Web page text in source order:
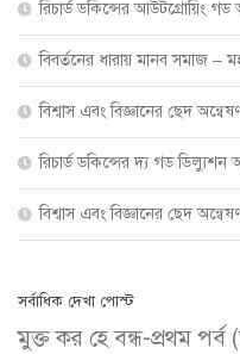
রিচার্ড ডকিন্সের আউটগ্রোয়িং গড
বিবর্তনের ধারায় মানব সমাজ –
বিশ্বাস এবং বিজ্ঞানের ছেদ
রিচার্ড ডকিন্সের দ্য গড ডিল্যুশন
বিশ্বাস এবং বিজ্ঞানের ছেদ
সর্বাধিক দেখা পোস্ট
মুক্ত কর হে বন্ধ-প্রথম